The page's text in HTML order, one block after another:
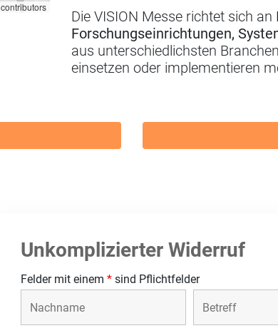
contributors
Die VISION Messe richtet sich an
Forschungseinrichtungen,
aus unterschiedlichsten
einsetzen oder implementieren
Unkomplizierter Widerruf
Felder mit einem *sind Pflichtfelder